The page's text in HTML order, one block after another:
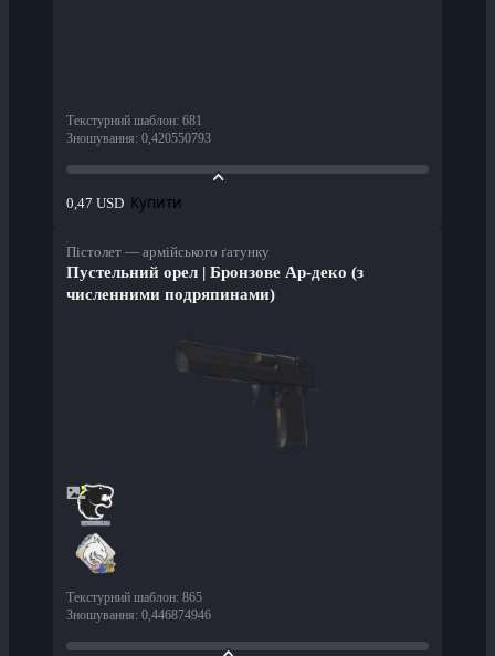
Текстурний шаблон: 681
Зношування: 0,420550793
0,47 USD Купити
Пістолет — армійського ґатунку
Пустельний орел | Бронзове Ар-деко (з
численними подряпинами)
Текстурний шаблон: 865
Зношування: 0,446874946